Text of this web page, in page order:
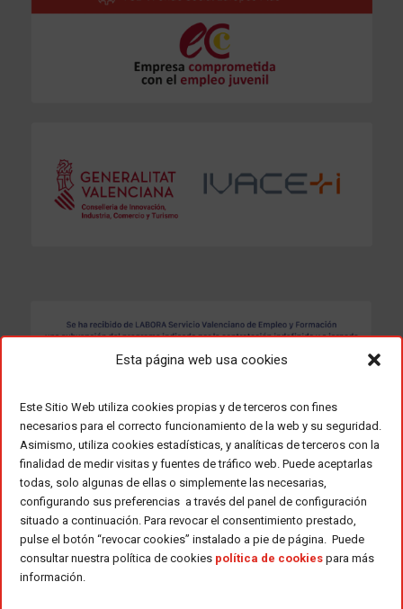
Esta página web usa cookies
Este Sitio Web utiliza cookies propias y de terceros con fines
necesarios para el correcto funcionamiento de la web y su seguridad.
Asimismo, utiliza cookies estadísticas, y analíticas de terceros con la
finalidad de medir visitas y fuentes de tráfico web. Puede aceptarlas
todas, solo algunas de ellas o simplemente las necesarias,
configurando sus preferencias a través del panel de configuración
situado a continuación. Para revocar el consentimiento prestado,
pulse el botón “revocar cookies” instalado a pie de página. Puede
consultar nuestra política de cookies política de cookies para más
información.